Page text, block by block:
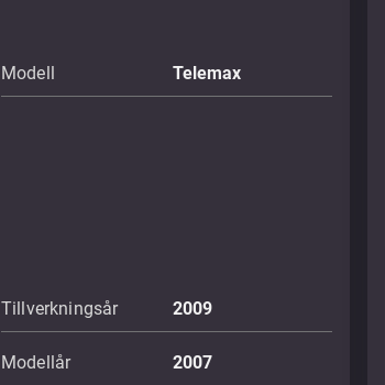
Modell Telemax
Tillverkningsår 2009
Modellår 2007